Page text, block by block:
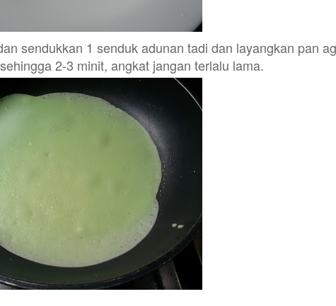
sendukkan 1 senduk adunan tadi dan layangkan pan
2-3 minit, angkat jangan terlalu lama.